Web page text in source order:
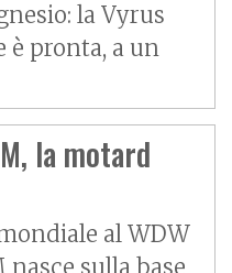
la Vyrus
è pronta, a un
la motard
al WDW
nasce sulla base